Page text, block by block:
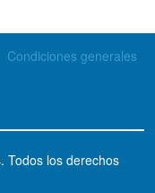
Condiciones generales
. Todos los derechos